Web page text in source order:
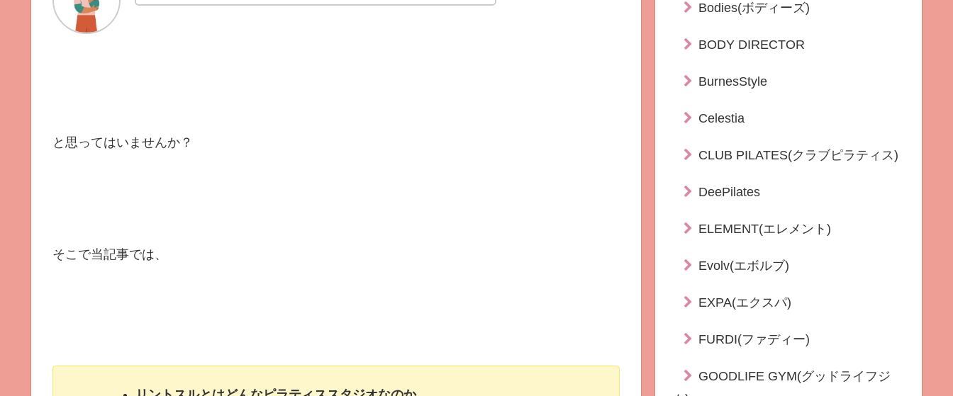
と思ってはいませんか？
そこで当記事では、
Bodies(ボディーズ)
BODY DIRECTOR
BurnesStyle
Celestia
CLUB PILATES(クラブピラティス)
DeePilates
ELEMENT(エレメント)
Evolv(エボルブ)
EXPA(エクスパ)
FURDI(ファディー)
GOODLIFE GYM(グッドライフジ